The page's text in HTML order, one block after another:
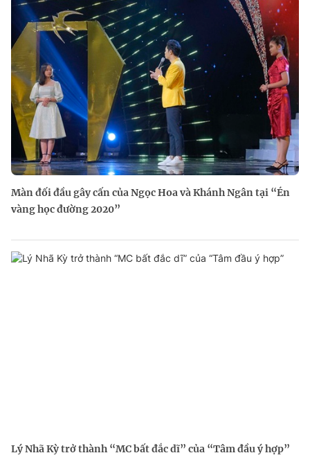
Màn đối đầu gây cấn của Ngọc Hoa và Khánh Ngân tại “Én
vàng học đường 2020”
Lý Nhã Kỳ trở thành “MC bất đắc dĩ” của “Tâm đầu ý hợp”